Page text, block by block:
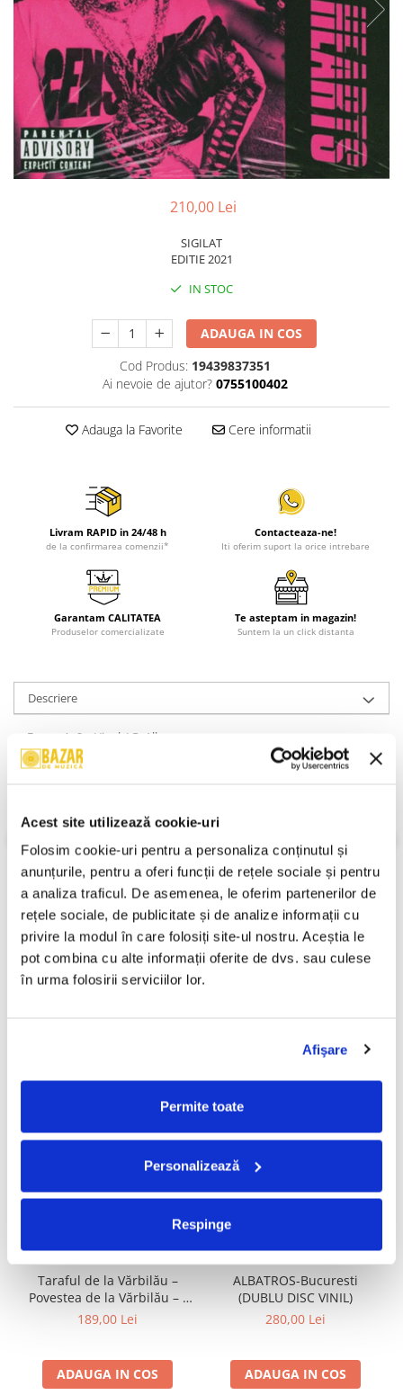
Acest site utilizează cookie-uri
Folosim cookie-uri pentru a personaliza conținutul și
anunțurile, pentru a oferi funcții de rețele sociale și pentru
a analiza traficul. De asemenea, le oferim partenerilor de
rețele sociale, de publicitate și de analize informații cu
privire la modul în care folosiți site-ul nostru. Aceștia le
pot combina cu alte informații oferite de dvs. sau culese
în urma folosirii serviciilor lor.
Afişare
Permite toate
Personalizează
Respinge
Viniluri Românești
Colecția Electrecord
210,00 Lei
SIGILAT
EDITIE 2021
IN STOC
ADAUGA IN COS
Cod Produs: 19439837351
Ai nevoie de ajutor? 0755100402
Adauga la Favorite Cere informatii
Livram RAPID in 24/48 h
de la confirmarea comenzii*
Contacteaza-ne!
Iti oferim suport la orice intrebare
Garantam CALITATEA
Produselor comercializate
Te asteptam in magazin!
Suntem la un click distanta
Descriere
Format: 2 x Vinyl, LP, Album
Stil:Arena Rock, Hard Rock, Post-Punk, Power Pop, Soft Rock,
Pop Rock, Ballad
Informatii conformitate produs
Review-uri (0)
PRODUSE ALTERNATIVE
120,00 Lei
FRECVENT CUMPARATE
IMPREUNA
Taraful de la Vărbilău –
Povestea de la Vărbilău – -
Electrecord, (Disc Vinil)
189,00 Lei
ADAUGA IN COS
ALBATROS-Bucuresti
(DUBLU DISC VINIL)
280,00 Lei
ADAUGA IN COS